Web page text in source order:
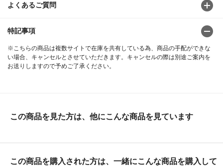
よくあるご質問
特記事項
※こちらの商品は複数サイトで在庫を共有している為、商品の手配ができな
い場合、キャンセルとさせていただきます。キャンセルの際は別途ご案内を
お送りしますので予めご了承ください。
この商品を見た方は、他にこんな商品を見ています
この商品を購入された方は、一緒にこんな商品を購入して